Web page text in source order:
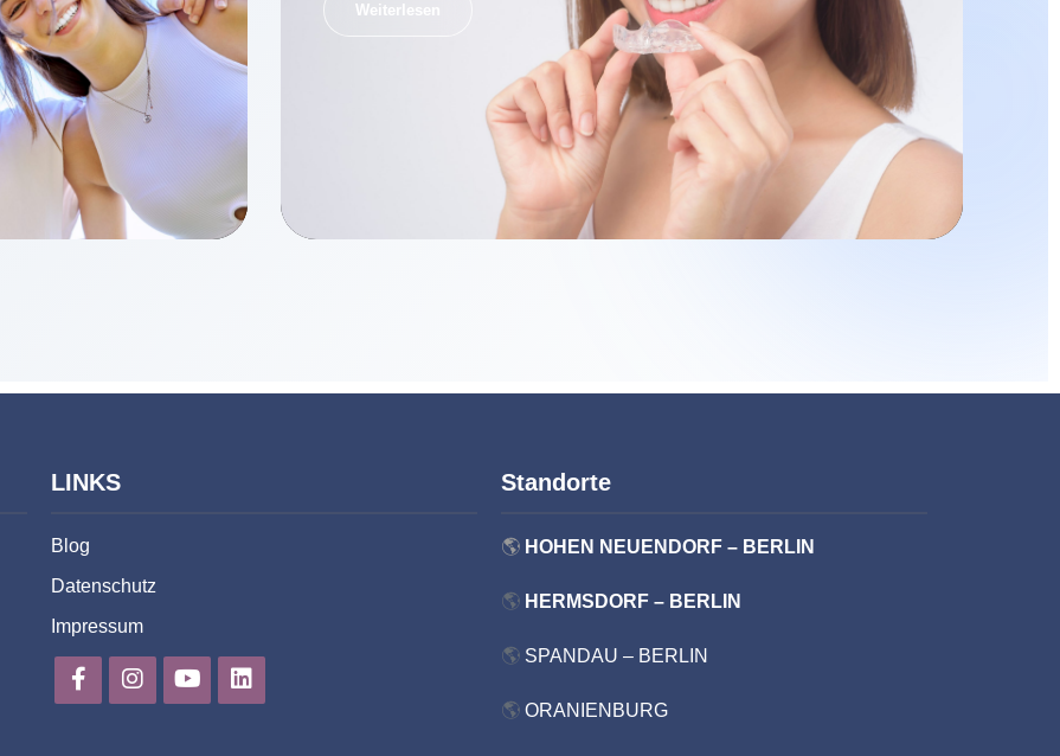
Weiterlesen
LINKS
Blog
Datenschutz
Impressum
Standorte
🌎 HOHEN NEUENDORF – BERLIN
🌎 HERMSDORF – BERLIN
🌎 SPANDAU – BERLIN
🌎 ORANIENBURG